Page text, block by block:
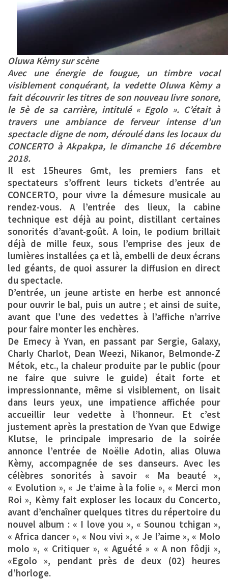
Oluwa Kèmy sur scène
Avec une énergie de fougue, un timbre vocal
visiblement conquérant, la vedette Oluwa Kèmy a
fait découvrir les titres de son nouveau livre sonore,
le 5è de sa carrière, intitulé « Egolo ». C’était à
travers une ambiance de ferveur intense d’un
spectacle digne de nom, déroulé dans les locaux du
CONCERTO à Akpakpa, le dimanche 16 décembre
2018.
Il est 15heures Gmt, les premiers fans et
spectateurs s’offrent leurs tickets d’entrée au
CONCERTO, pour vivre la démesure musicale au
rendez-vous. A l’entrée des lieux, la cabine
technique est déjà au point, distillant certaines
sonorités d’avant-goût. A loin, le podium brillait
déjà de mille feux, sous l’emprise des jeux de
lumières installées ça et là, embelli de deux écrans
led géants, de quoi assurer la diffusion en direct
du spectacle.
D’entrée, un jeune artiste en herbe est annoncé
pour ouvrir le bal, puis un autre ; et ainsi de suite,
avant que l’une des vedettes à l’affiche n’arrive
pour faire monter les enchères.
De Emecy à Yvan, en passant par Sergie, Galaxy,
Charly Charlot, Dean Weezi, Nikanor, Belmonde-Z
Métok, etc., la chaleur produite par le public (pour
ne faire que suivre le guide) était forte et
impressionnante, même si visiblement, on lisait
dans leurs yeux, une impatience affichée pour
accueillir leur vedette à l’honneur. Et c’est
justement après la prestation de Yvan que Edwige
Klutse, le principale impresario de la soirée
annonce l’entrée de Noëlie Adotin, alias Oluwa
Kèmy, accompagnée de ses danseurs. Avec les
célèbres sonorités à savoir « Ma beauté »,
« Evolution », « Je t’aime à la folie », « Merci mon
Roi », Kèmy fait exploser les locaux du Concerto,
avant d’enchaîner quelques titres du répertoire du
nouvel album : « I love you », « Sounou tchigan »,
« Africa dancer », « Nou vivi », « Je l’aime », « Molo
molo », « Critiquer », « Aguété » « A non fôdji »,
«Egolo », pendant près de deux (02) heures
d’horloge.